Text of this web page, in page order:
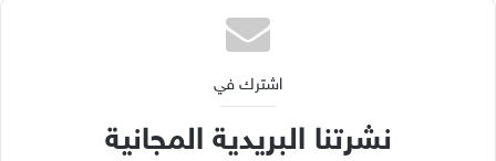
اشترك في
نشرتنا البريدية المجانية